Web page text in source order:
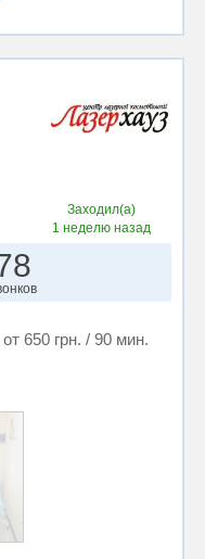
Заходил(а)
1 неделю назад
от 650 грн. / 90 мин.